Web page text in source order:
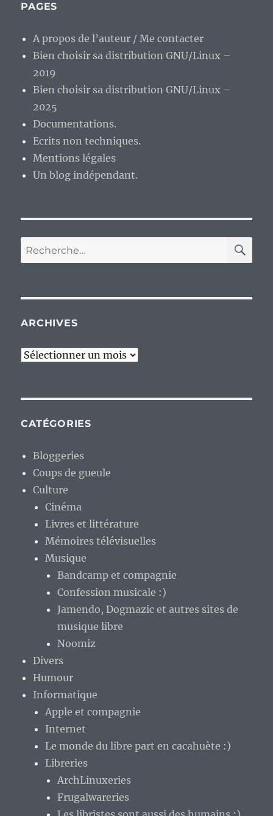
PAGES
A propos de l’auteur / Me contacter
Bien choisir sa distribution GNU/Linux –
2019
Bien choisir sa distribution GNU/Linux –
2025
Documentations.
Ecrits non techniques.
Mentions légales
Un blog indépendant.
Recherche
pour :
ARCHIVES
Archives
CATÉGORIES
Bloggeries
Coups de gueule
Culture
Cinéma
Livres et littérature
Mémoires télévisuelles
Musique
Bandcamp et compagnie
Confession musicale :)
Jamendo, Dogmazic et autres sites de
musique libre
Noomiz
Divers
Humour
Informatique
Apple et compagnie
Internet
Le monde du libre part en cacahuète :)
Libreries
ArchLinuxeries
Frugalwareries